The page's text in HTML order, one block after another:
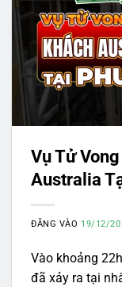
Vụ Tử
Australia
ĐĂNG VÀO 19/12/
Vào khoảng
đã xảy ra tại